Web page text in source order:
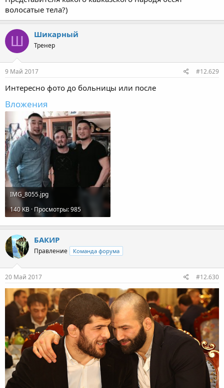
волосатые тела?)
Ш Шикарный
Тренер
9 Май 2017 #12.629
Интересно фото до больницы или после
Вложения
IMG_8055.jpg
140 KB · Просмотры: 985
БАКИР
Правление Команда форума
20 Май 2017 #12.630